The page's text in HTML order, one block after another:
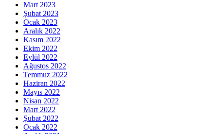
Mart 2023
Şubat 2023
Ocak 2023
Aralık 2022
Kasım 2022
Ekim 2022
Eylül 2022
Ağustos 2022
Temmuz 2022
Haziran 2022
Mayıs 2022
Nisan 2022
Mart 2022
Şubat 2022
Ocak 2022